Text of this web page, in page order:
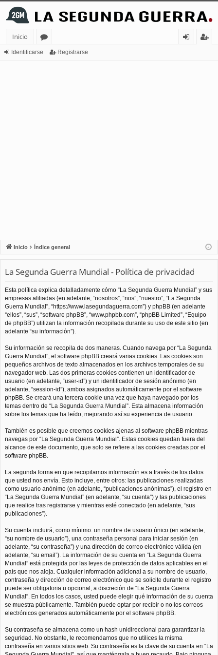
Inicio
or
Identificarse Registrarse
Inicio Índice general
La Segunda Guerra Mundial - Política de privacidad
Esta política explica detalladamente cómo “La Segunda Guerra Mundial” y sus
empresas afiliadas (en adelante, “nosotros”, “nos”, “nuestro”, “La Segunda
Guerra Mundial”, “https://www.lasegundaguerra.com”) y phpBB (en adelante
“ellos”, “sus”, “software phpBB”, “www.phpbb.com”, “phpBB Limited”, “Equipo
de phpBB”) utilizan la información recopilada durante su uso de este sitio (en
adelante “su información”).
Su información se recopila de dos maneras. Cuando navega por “La Segunda
Guerra Mundial”, el software phpBB creará varias cookies. Las cookies son
pequeños archivos de texto almacenados en los archivos temporales de su
navegador web. Las dos primeras cookies contienen un identificador de
usuario (en adelante, “user-id”) y un identificador de sesión anónimo (en
adelante, “session-id”), ambos asignados automáticamente por el software
phpBB. Se creará una tercera cookie una vez que haya navegado por los
temas dentro de “La Segunda Guerra Mundial”. Esta almacena información
sobre los temas que ha leído, mejorando así su experiencia de usuario.
También es posible que creemos cookies ajenas al software phpBB mientras
navegas por “La Segunda Guerra Mundial”. Estas cookies quedan fuera del
alcance de este documento, que solo se refiere a las cookies creadas por el
software phpBB.
La segunda forma en que recopilamos información es a través de los datos
que usted nos envía. Esto incluye, entre otros: las publicaciones realizadas
como usuario anónimo (en adelante, “publicaciones anónimas”), el registro en
“La Segunda Guerra Mundial” (en adelante, “su cuenta”) y las publicaciones
que realice tras registrarse y mientras esté conectado (en adelante, “sus
publicaciones”).
Su cuenta incluirá, como mínimo: un nombre de usuario único (en adelante,
“su nombre de usuario”), una contraseña personal para iniciar sesión (en
adelante, “su contraseña”) y una dirección de correo electrónico válida (en
adelante, “su email”). La información de su cuenta en “La Segunda Guerra
Mundial” está protegida por las leyes de protección de datos aplicables en el
país que nos aloja. Cualquier información adicional a su nombre de usuario,
contraseña y dirección de correo electrónico que se solicite durante el registro
puede ser obligatoria u opcional, a discreción de “La Segunda Guerra
Mundial”. En todos los casos, usted puede elegir qué información de su cuenta
se muestra públicamente. También puede optar por recibir o no los correos
electrónicos generados automáticamente por el software phpBB.
Su contraseña se almacena como un hash unidireccional para garantizar la
seguridad. No obstante, le recomendamos que no utilices la misma
contraseña en varios sitios web. Su contraseña es la clave de su cuenta en “La